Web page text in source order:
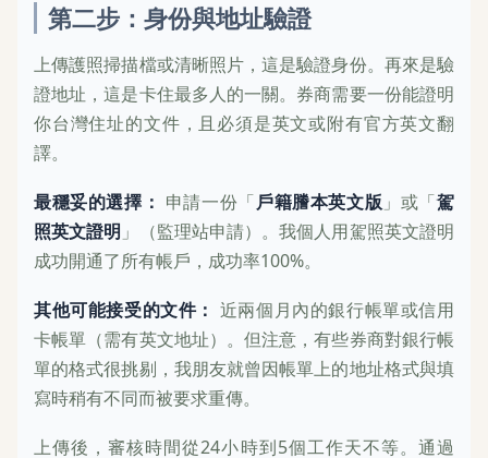
第二步：身份與地址驗證
上傳護照掃描檔或清晰照片，這是驗證身份。再來是驗
證地址，這是卡住最多人的一關。券商需要一份能證明
你台灣住址的文件，且必須是英文或附有官方英文翻
譯。
最穩妥的選擇： 申請一份「戶籍謄本英文版 」或「駕
照英文證明 」（監理站申請）。我個人用駕照英文證明
成功開通了所有帳戶，成功率100%。
其他可能接受的文件： 近兩個月內的銀行帳單或信用
卡帳單（需有英文地址）。但注意，有些券商對銀行帳
單的格式很挑剔，我朋友就曾因帳單上的地址格式與填
寫時稍有不同而被要求重傳。
上傳後，審核時間從24小時到5個工作天不等。通過